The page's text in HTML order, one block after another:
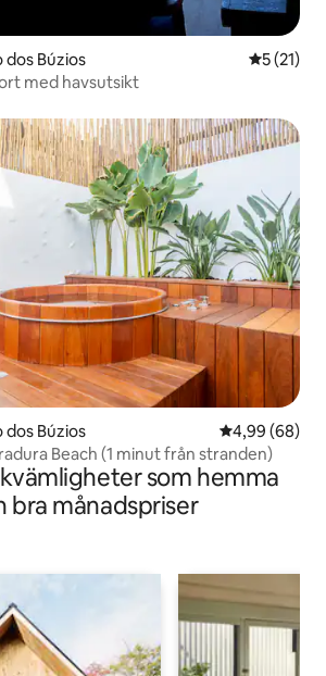
dos Búzios 5 av 5 i
5 (21)
med havsutsikt
dos Búzios 4,99 av 5 i
4,99 (68)
Beach (1 minut från stranden)
som hemma
bra månadspriser